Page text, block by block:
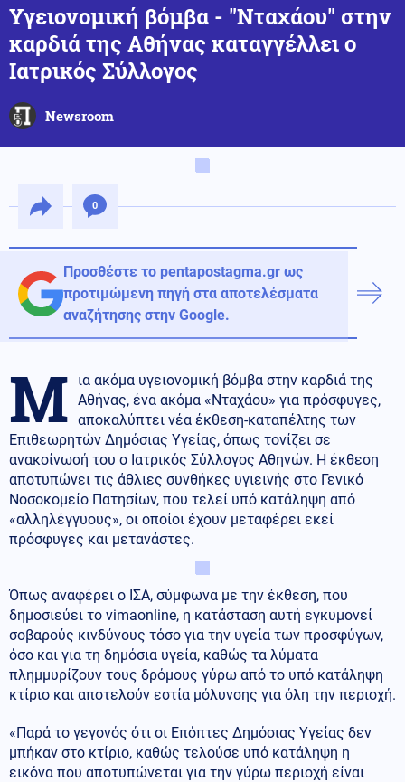
Υγειονομική βόμβα - "Νταχάου" στην
καρδιά της Αθήνας καταγγέλλει ο
Ιατρικός Σύλλογος
Newsroom
0
Προσθέστε το pentapostagma.gr ως
προτιμώμενη πηγή στα αποτελέσματα
αναζήτησης στην Google.
Μ
ια ακόμα υγειονομική βόμβα στην καρδιά της
Αθήνας, ένα ακόμα «Νταχάου» για πρόσφυγες,
αποκαλύπτει νέα έκθεση-καταπέλτης των
Επιθεωρητών Δημόσιας Υγείας, όπως τονίζει σε
ανακοίνωσή του ο Ιατρικός Σύλλογος Αθηνών. Η έκθεση
αποτυπώνει τις άθλιες συνθήκες υγιεινής στο Γενικό
Νοσοκομείο Πατησίων, που τελεί υπό κατάληψη από
«αλληλέγγυους», οι οποίοι έχουν μεταφέρει εκεί
πρόσφυγες και μετανάστες.
Όπως αναφέρει ο ΙΣΑ, σύμφωνα με την έκθεση, που
δημοσιεύει το vimaonline, η κατάσταση αυτή εγκυμονεί
σοβαρούς κινδύνους τόσο για την υγεία των προσφύγων,
όσο και για τη δημόσια υγεία, καθώς τα λύματα
πλημμυρίζουν τους δρόμους γύρω από το υπό κατάληψη
κτίριο και αποτελούν εστία μόλυνσης για όλη την περιοχή.
«Παρά το γεγονός ότι οι Επόπτες Δημόσιας Υγείας δεν
μπήκαν στο κτίριο, καθώς τελούσε υπό κατάληψη η
εικόνα που αποτυπώνεται για την γύρω περιοχή είναι